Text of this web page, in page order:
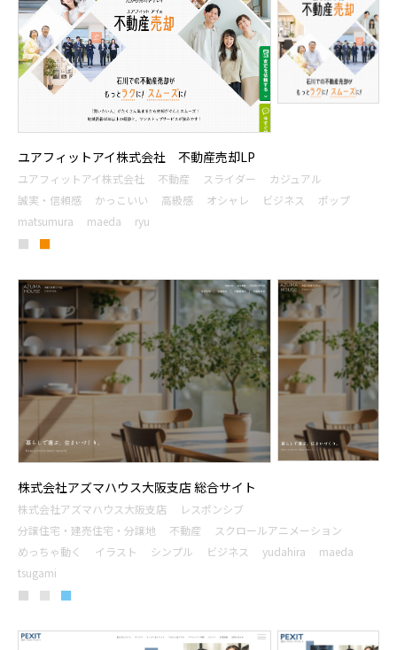
ユアフィットアイ株式会社 不動産売却LP
ユアフィットアイ株式会社 不動産 スライダー
カジュアル
誠実・信頼感
かっこいい 高級感 オシャレ ビジネス
ポップ
matsumura
maeda ryu
■ ■
株式会社アズマハウス大阪支店 総合サイト
株式会社アズマハウス大阪支店
レスポンシブ
分譲住宅・建売住宅・分譲地
不動産
スクロールアニメーション
めっちゃ動く
イラスト シンプル ビジネス yudahira
maeda
tsugami
■ ■ ■